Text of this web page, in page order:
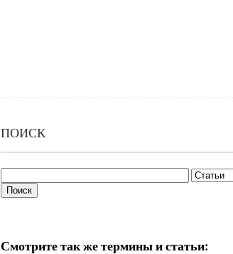
ПОИСК
Смотрите так же термины и статьи: